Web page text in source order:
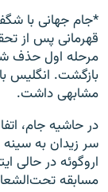
*جام جهانی با
قهرمانی پس از
مرحله اول حذف شد.
بازگشت. انگلیس
مشابهی داشت.
در حاشیه جام،
اروگوئه در حالی
مسابقه